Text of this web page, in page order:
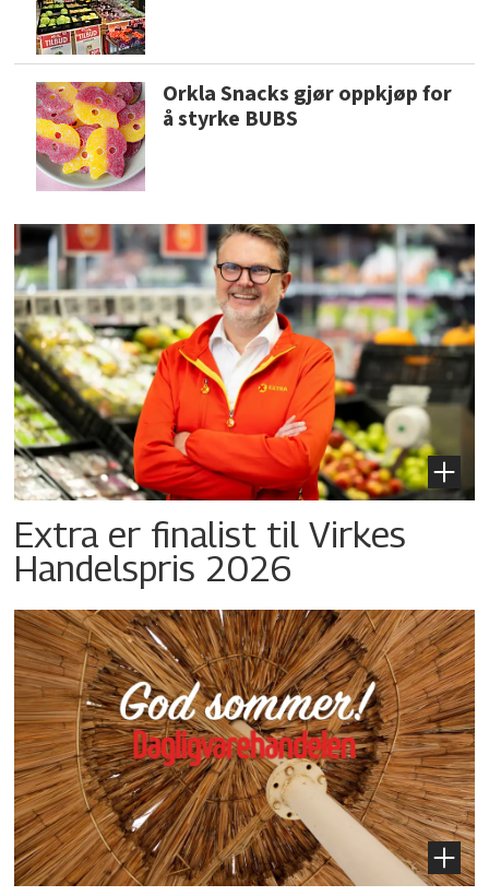
Orkla Snacks gjør oppkjøp for
å styrke BUBS
Extra er finalist til Virkes
Handelspris 2026